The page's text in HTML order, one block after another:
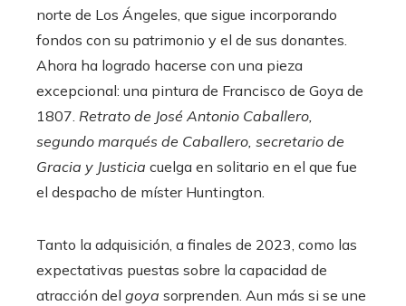
norte de Los Ángeles, que sigue incorporando
fondos con su patrimonio y el de sus donantes.
Ahora ha logrado hacerse con una pieza
excepcional: una pintura de Francisco de Goya de
1807. Retrato de José Antonio Caballero,
segundo marqués de Caballero, secretario de
Gracia y Justicia cuelga en solitario en el que fue
el despacho de míster Huntington.
Tanto la adquisición, a finales de 2023, como las
expectativas puestas sobre la capacidad de
atracción del goya sorprenden. Aun más si se une